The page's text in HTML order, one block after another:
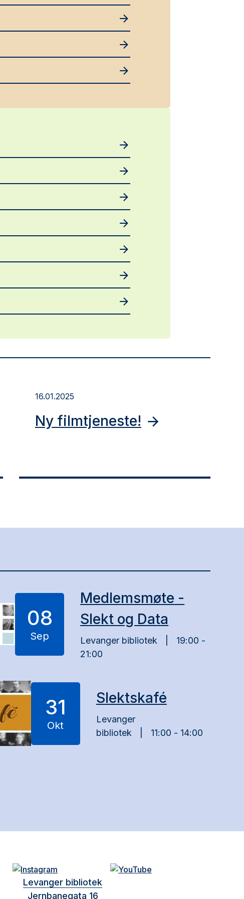
16.01.2025
Ny filmtjeneste!
08
Sep
Medlemsmøte -
Slekt og Data
Levanger bibliotek
19:00 -
21:00
31
Okt
Slektskafé
Levanger
bibliotek
11:00 - 14:00
Levanger bibliotek
Jernbanegata 16